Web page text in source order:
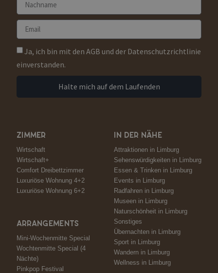
Ja, ich bin mit den AGB und der Datenschutzrichtlinie
einverstanden.
Halte mich auf dem Laufenden
ZIMMER
Wirtschaft
Wirtschaft+
Comfort Dreibettzimmer
Luxuriöse Wohnung 4+2
Luxuriöse Wohnung 6+2
ARRANGEMENTS
Mini-Wochenmitte Special
Wochtenmitte Special (4
Nächte)
Pinkpop Festival
IN DER NÄHE
Attraktionen in Limburg
Sehenswürdigkeiten in Limburg
Essen & Trinken in Limburg
Events in Limburg
Radfahren in Limburg
Museen in Limburg
Naturschönheit in Limburg
Sonstiges
Übernachten in Limburg
Sport in Limburg
Wandern in Limburg
Wellness in Limburg